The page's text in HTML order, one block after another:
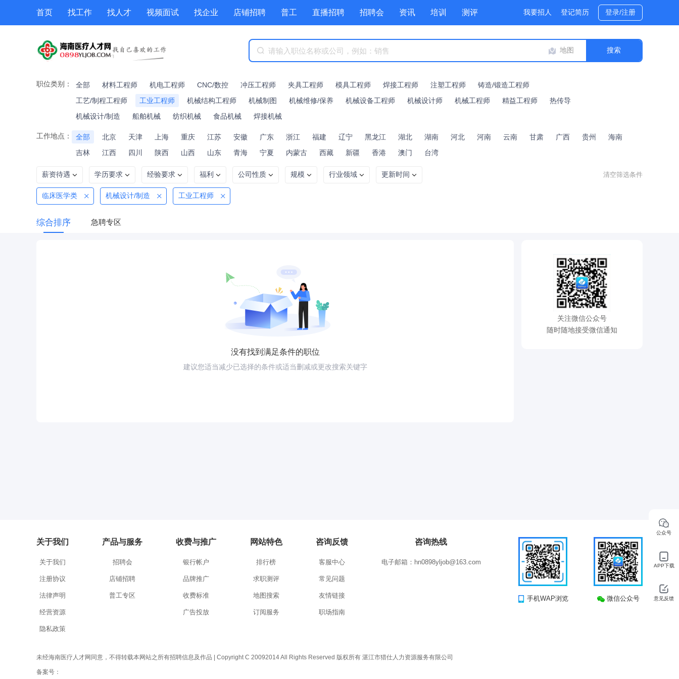
首页 找工作 找人才 视频面试 找企业 店铺招聘 普工 直播招聘 招聘会 资讯 培训 测评
商城 附近职位 工具箱 赏金招聘
我要招人 登记简历 登录/注册
地图
职位类别： 全部 材料工程师 机电工程师 CNC/数控 冲压工程师 夹具工程师 模具工程师 焊接工程师 注塑工程师
铸造/锻造工程师
工艺/制程工程师
工业工程师 机械结构工程师 机械制图 机械维修/保养 机械设备工程师 机械设计师 机械工程师 精益工程师
热传导
机械设计/制造
船舶机械 纺织机械 食品机械 焊接机械
工作地点： 全部 北京 天津 上海 重庆 江苏 安徽 广东 浙江 福建 辽宁 黑龙江 湖北 湖南 河北 河南 云南 甘肃 广西 贵州
海南
吉林
江西 四川 陕西 山西 山东 青海 宁夏 内蒙古 西藏 新疆 香港 澳门 台湾
薪资待遇 学历要求 经验要求 福利 公司性质 规模 行业领域 更新时间
临床医学类 机械设计/制造 工业工程师
清空筛选条件
综合排序 急聘专区
没有找到满足条件的职位
建议您适当减少已选择的条件或适当删减或更改搜索关键字
关注微信公众号
随时随地接受微信通知
关于我们
关于我们
注册协议
法律声明
经营资源
隐私政策
产品与服务
招聘会
店铺招聘
普工专区
收费与推广
银行帐户
品牌推广
收费标准
广告投放
网站特色
排行榜
求职测评
地图搜索
订阅服务
咨询反馈
客服中心
常见问题
友情链接
职场指南
咨询热线
电子邮箱：hn0898yljob@163.com
手机WAP浏览 微信公众号
未经海南医疗人才网同意，不得转载本网站之所有招聘信息及作品 | Copyright C 20092014 All Rights Reserved 版权所有 湛江市猎仕人力资源服务有限公司
备案号：
公众号
APP下载
意见反馈